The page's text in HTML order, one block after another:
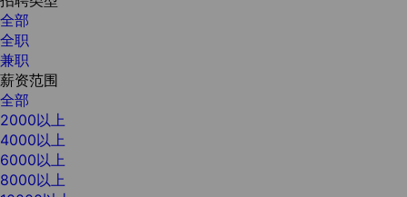
全部
全职
兼职
薪资范围
全部
2000以上
4000以上
6000以上
8000以上